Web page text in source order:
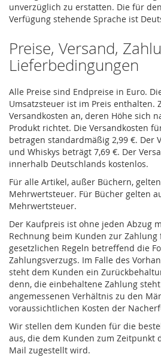
unverzüglich zu erstatten. Die für
Verfügung stehende Sprache ist
Preise, Versand,
Lieferbedingungen
Alle Preise sind Endpreise in Euro.
Umsatzsteuer ist im Preis enthalten.
Versandkosten an, deren Höhe sich
Produkt richtet. Die Versandkosten
betragen standardmäßig 2,99 €. Der
und Whiskys beträgt 7,69 €. Der
innerhalb Deutschlands kostenlos.
Für alle Artikel, außer Büchern,
Mehrwertsteuer. Für Bücher gelten
Mehrwertsteuer.
Der Kaufpreis ist ohne jeden Abzug
Rechnung beim Kunden zur Zahlung
gesetzlichen Regeln betreffend die
Zahlungsverzugs. Im Falle des
steht dem Kunden ein
denn, die einbehaltene Zahlung
angemessenen Verhältnis zu den
voraussichtlichen Kosten der
Wir stellen dem Kunden für die
aus, die dem Kunden zum Zeitpunkt
Mail zugestellt wird.